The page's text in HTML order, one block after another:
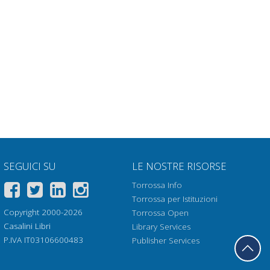
SEGUICI SU
Copyright 2000-2026
Casalini Libri
P.IVA IT03106600483
LE NOSTRE RISORSE
Torrossa Info
Torrossa per Istituzioni
Torrossa Open
Library Services
Publisher Services